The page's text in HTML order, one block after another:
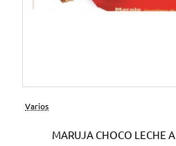
Varios
MARUJA CHOCO LECHE